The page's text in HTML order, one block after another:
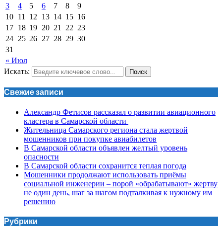
« Июл
3
4 5 6 7 8
9
10 11 12 13 14 15 16
17 18 19 20 21 22 23
24 25 26 27 28 29 30
31
Искать: Поиск
Свежие записи
Александр Фетисов рассказал о развитии авиационного
кластера в Самарской области
Жительница Самарского региона стала жертвой
мошенников при покупке авиабилетов
В Самарской области объявлен желтый уровень
опасности
В Самарской области сохранится теплая погода
Мошенники продолжают использовать приёмы
социальной инженерии – порой «обрабатывают» жертву
не один день, шаг за шагом подталкивая к нужному им
решению
Рубрики